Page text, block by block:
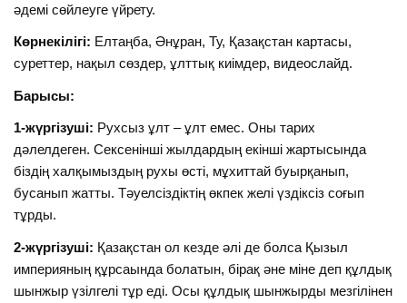
әдемі сөйлеуге үйрету.
Көрнекілігі: Елтаңба, Әнұран, Ту, Қазақстан картасы,
суреттер, нақыл сөздер, ұлттық киімдер, видеослайд.
Барысы:
1-жүргізуші: Рухсыз ұлт – ұлт емес. Оны тарих
дәлелдеген. Сексенінші жылдардың екінші жартысында
біздің халқымыздың рухы өсті, мұхиттай буырқанып,
бусанып жатты. Тәуелсіздіктің өкпек желі үздіксіз соғып
тұрды.
2-жүргізуші: Қазақстан ол кезде әлі де болса Қызыл
империяның құрсаында болатын, бірақ әне міне деп құлдық
шынжыр үзілгелі тұр еді. Осы құлдық шынжырды мезгілінен